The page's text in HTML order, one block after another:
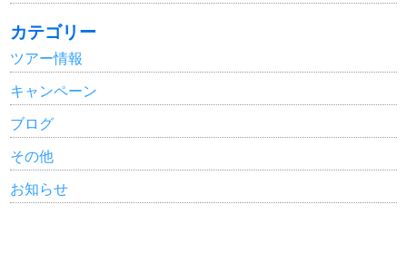
カテゴリー
ツアー情報
キャンペーン
ブログ
その他
お知らせ